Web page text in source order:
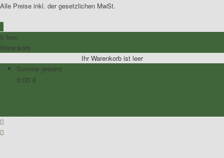
Alle Preise inkl. der gesetzlichen MwSt.
0 item
Warenkorb
Ihr Warenkorb ist leer
Summe gesamt
0,00 €